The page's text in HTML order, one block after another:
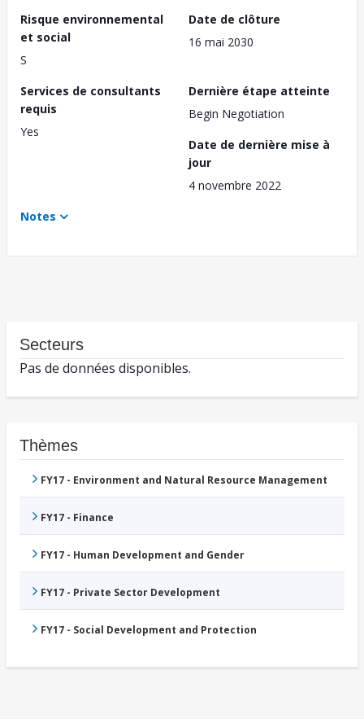
Risque environnemental
et social
S
Date de clôture
16 mai 2030
Services de consultants
requis
Yes
Dernière étape atteinte
Begin Negotiation
Date de dernière mise à
jour
4 novembre 2022
Notes
Secteurs
Pas de données disponibles.
Thèmes
FY17 - Environment and Natural Resource Management
FY17 - Finance
FY17 - Human Development and Gender
FY17 - Private Sector Development
FY17 - Social Development and Protection